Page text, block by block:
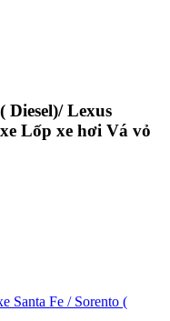
Diesel)/ Lexus
Lốp xe hơi Vá vỏ